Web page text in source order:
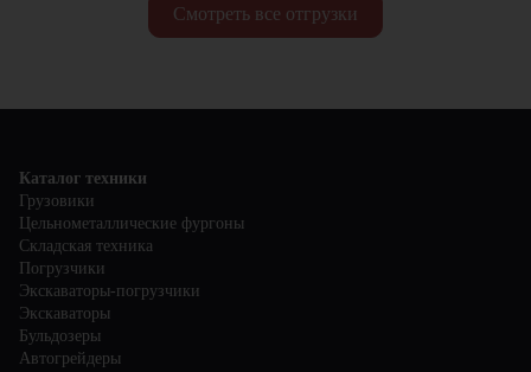
Смотреть все отгрузки
Каталог техники
Грузовики
Цельнометаллические фургоны
Складская техника
Погрузчики
Экскаваторы-погрузчики
Экскаваторы
Бульдозеры
Автогрейдеры